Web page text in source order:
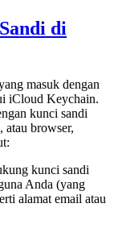
di
masuk dengan
iCloud Keychain.
kunci sandi
atau browser,
kunci sandi
Anda (yang
alamat email atau